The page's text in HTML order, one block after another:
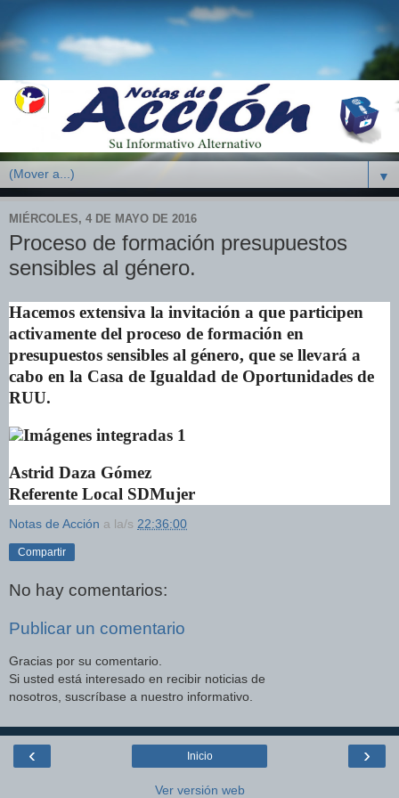
▼
MIÉRCOLES, 4 DE MAYO DE 2016
Proceso de formación presupuestos
sensibles al género.
Hacemos extensiva la invitación a que participen
activamente del proceso de formación en
presupuestos sensibles al género, que se llevará a
cabo en la Casa de Igualdad de Oportunidades de
RUU.
Astrid Daza Gómez
Referente Local SDMujer
Notas de Acción a la/s 22:36:00
Compartir
No hay comentarios:
Publicar un comentario
Gracias por su comentario.
Si usted está interesado en recibir noticias de
nosotros, suscríbase a nuestro informativo.
‹ ›
Inicio
Ver versión web